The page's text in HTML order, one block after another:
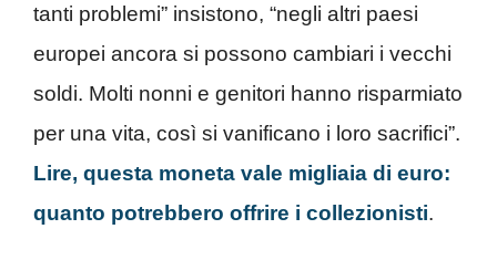
tanti problemi” insistono, “negli altri paesi
europei ancora si possono cambiari i vecchi
soldi. Molti nonni e genitori hanno risparmiato
per una vita, così si vanificano i loro sacrifici”.
Lire, questa moneta vale migliaia di euro:
quanto potrebbero offrire i collezionisti.